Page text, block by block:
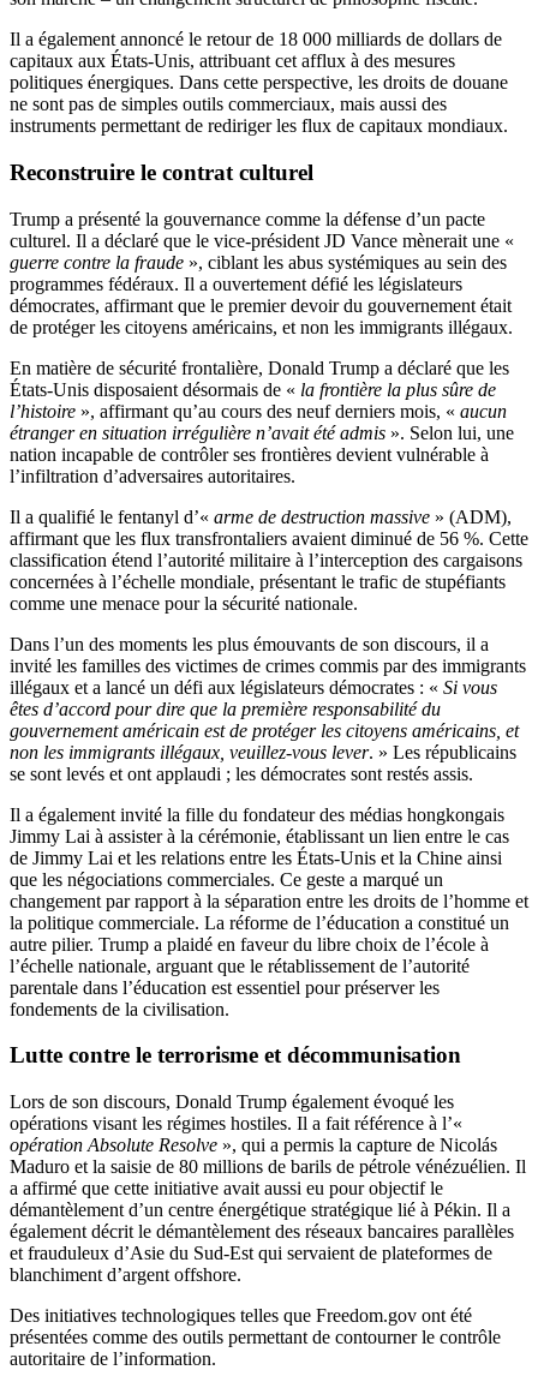
Il a également annoncé le retour de 18 000 milliards de dollars de
capitaux aux États-Unis, attribuant cet afflux à des mesures
politiques énergiques. Dans cette perspective, les droits de douane
ne sont pas de simples outils commerciaux, mais aussi des
instruments permettant de rediriger les flux de capitaux mondiaux.
Reconstruire le contrat culturel
Trump a présenté la gouvernance comme la défense d’un pacte
culturel. Il a déclaré que le vice-président JD Vance mènerait une «
guerre contre la fraude », ciblant les abus systémiques au sein des
programmes fédéraux. Il a ouvertement défié les législateurs
démocrates, affirmant que le premier devoir du gouvernement était
de protéger les citoyens américains, et non les immigrants illégaux.
En matière de sécurité frontalière, Donald Trump a déclaré que les
États-Unis disposaient désormais de « la frontière la plus sûre de
l’histoire », affirmant qu’au cours des neuf derniers mois, « aucun
étranger en situation irrégulière n’avait été admis ». Selon lui, une
nation incapable de contrôler ses frontières devient vulnérable à
l’infiltration d’adversaires autoritaires.
Il a qualifié le fentanyl d’« arme de destruction massive » (ADM),
affirmant que les flux transfrontaliers avaient diminué de 56 %. Cette
classification étend l’autorité militaire à l’interception des cargaisons
concernées à l’échelle mondiale, présentant le trafic de stupéfiants
comme une menace pour la sécurité nationale.
Dans l’un des moments les plus émouvants de son discours, il a
invité les familles des victimes de crimes commis par des immigrants
illégaux et a lancé un défi aux législateurs démocrates : « Si vous
êtes d’accord pour dire que la première responsabilité du
gouvernement américain est de protéger les citoyens américains, et
non les immigrants illégaux, veuillez-vous lever. » Les républicains
se sont levés et ont applaudi ; les démocrates sont restés assis.
Il a également invité la fille du fondateur des médias hongkongais
Jimmy Lai à assister à la cérémonie, établissant un lien entre le cas
de Jimmy Lai et les relations entre les États-Unis et la Chine ainsi
que les négociations commerciales. Ce geste a marqué un
changement par rapport à la séparation entre les droits de l’homme et
la politique commerciale. La réforme de l’éducation a constitué un
autre pilier. Trump a plaidé en faveur du libre choix de l’école à
l’échelle nationale, arguant que le rétablissement de l’autorité
parentale dans l’éducation est essentiel pour préserver les
fondements de la civilisation.
Lutte contre le terrorisme et décommunisation
Lors de son discours, Donald Trump également évoqué les
opérations visant les régimes hostiles. Il a fait référence à l’«
opération Absolute Resolve », qui a permis la capture de Nicolás
Maduro et la saisie de 80 millions de barils de pétrole vénézuélien. Il
a affirmé que cette initiative avait aussi eu pour objectif le
démantèlement d’un centre énergétique stratégique lié à Pékin. Il a
également décrit le démantèlement des réseaux bancaires parallèles
et frauduleux d’Asie du Sud-Est qui servaient de plateformes de
blanchiment d’argent offshore.
Des initiatives technologiques telles que Freedom.gov ont été
présentées comme des outils permettant de contourner le contrôle
autoritaire de l’information.